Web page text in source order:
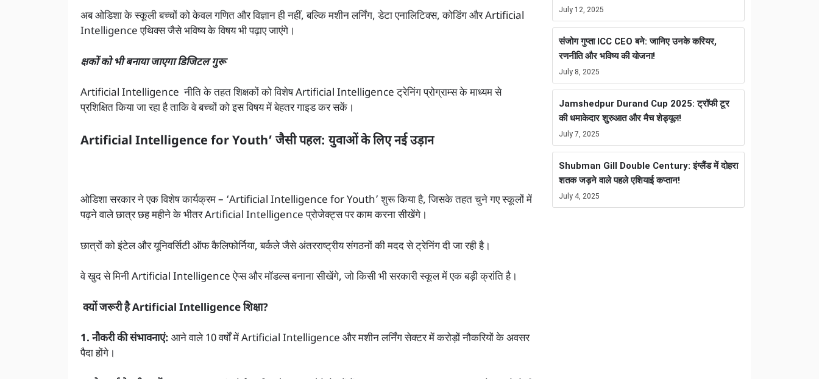
अब ओडिशा के स्कूली बच्चों को केवल गणित और विज्ञान ही नहीं, बल्कि मशीन लर्निंग, डेटा एनालिटिक्स, कोडिंग और Artificial
Intelligence एथिक्स जैसे भविष्य के विषय भी पढ़ाए जाएंगे।
क्षकों को भी बनाया जाएगा डिजिटल गुरू
Artificial Intelligence नीति के तहत शिक्षकों को विशेष Artificial Intelligence ट्रेनिंग प्रोग्राम्स के माध्यम से
प्रशिक्षित किया जा रहा है ताकि वे बच्चों को इस विषय में बेहतर गाइड कर सकें।
Artificial Intelligence for Youth’ जैसी पहल: युवाओं के लिए नई उड़ान
ओडिशा सरकार ने एक विशेष कार्यक्रम – ‘Artificial Intelligence for Youth’ शुरू किया है, जिसके तहत चुने गए स्कूलों में
पढ़ने वाले छात्र छह महीने के भीतर Artificial Intelligence प्रोजेक्ट्स पर काम करना सीखेंगे।
छात्रों को इंटेल और यूनिवर्सिटी ऑफ कैलिफोर्निया, बर्कले जैसे अंतरराष्ट्रीय संगठनों की मदद से ट्रेनिंग दी जा रही है।
वे खुद से मिनी Artificial Intelligence ऐप्स और मॉडल्स बनाना सीखेंगे, जो किसी भी सरकारी स्कूल में एक बड़ी क्रांति है।
क्यों जरूरी है Artificial Intelligence शिक्षा?
1. नौकरी की संभावनाएं: आने वाले 10 वर्षों में Artificial Intelligence और मशीन लर्निंग सेक्टर में करोड़ों नौकरियों के अवसर
पैदा होंगे।
July 12, 2025
संजोग गुप्ता ICC CEO बने: जानिए उनके करियर,
रणनीति और भविष्य की योजना!
July 8, 2025
Jamshedpur Durand Cup 2025: ट्रॉफी टूर
की धमाकेदार शुरुआत और मैच शेड्यूल!
July 7, 2025
Shubman Gill Double Century: इंग्लैंड में दोहरा
शतक जड़ने वाले पहले एशियाई कप्तान!
July 4, 2025